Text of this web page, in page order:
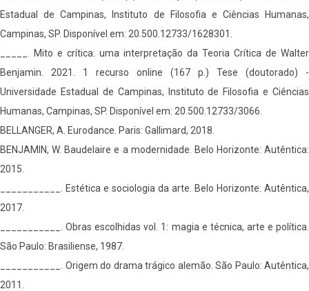
Estadual de Campinas, Instituto de Filosofia e Ciências Humanas,
Campinas, SP. Disponível em: 20.500.12733/1628301.
_____. Mito e crítica: uma interpretação da Teoria Crítica de Walter
Benjamin. 2021. 1 recurso online (167 p.) Tese (doutorado) -
Universidade Estadual de Campinas, Instituto de Filosofia e Ciências
Humanas, Campinas, SP. Disponível em: 20.500.12733/3066.
BELLANGER, A. Eurodance. Paris: Gallimard, 2018.
BENJAMIN, W. Baudelaire e a modernidade. Belo Horizonte: Autêntica:
2015.
___________. Estética e sociologia da arte. Belo Horizonte: Autêntica,
2017.
___________. Obras escolhidas vol. 1: magia e técnica, arte e política.
São Paulo: Brasiliense, 1987.
___________. Origem do drama trágico alemão. São Paulo: Autêntica,
2011.